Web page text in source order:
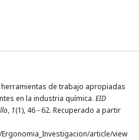
herramientas de trabajo apropiadas
en la industria química. EID
, 1(1), 46 - 62. Recuperado a partir
article/view